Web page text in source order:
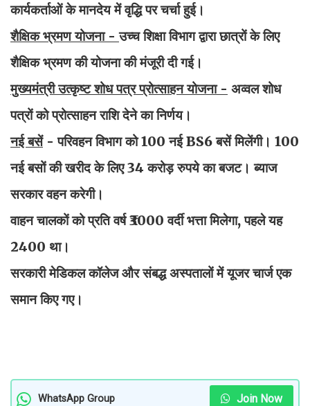
कार्यकर्ताओं के मानदेय में वृद्धि पर चर्चा हुई।
शैक्षिक भ्रमण योजना -उच्च शिक्षा विभाग द्वारा छात्रों के लिए
शैक्षिक भ्रमण की योजना की मंजूरी दी गई।
मुख्यमंत्री उत्कृष्ट शोध पत्र प्रोत्साहन योजना - अव्वल शोध
पत्रों को प्रोत्साहन राशि देने का निर्णय।
नई बसें- परिवहन विभाग को 100 नई BS6 बसें मिलेंगी। 100
नई बसों की खरीद के लिए 34 करोड़ रुपये का बजट। ब्याज
सरकार वहन करेगी।
वाहन चालकों को प्रति वर्ष ₹3000 वर्दी भत्ता मिलेगा, पहले यह
2400 था।
सरकारी मेडिकल कॉलेज और संबद्ध अस्पतालों में यूजर चार्ज एक
समान किए गए।
WhatsApp Group Join Now